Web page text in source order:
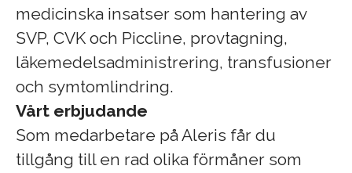
medicinska insatser som hantering av
SVP, CVK och Piccline, provtagning,
läkemedelsadministrering, transfusioner
och symtomlindring.
Vårt erbjudande
Som medarbetare på Aleris får du
tillgång till en rad olika förmåner som